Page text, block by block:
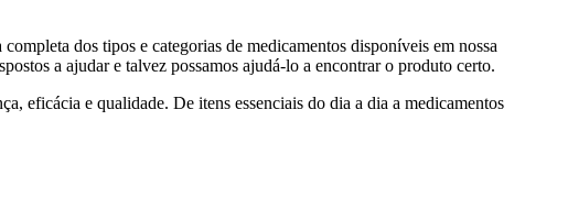
dos tipos e categorias de medicamentos disponíveis em nossa
a ajudar e talvez possamos ajudá-lo a encontrar o produto certo.
eficácia e qualidade. De itens essenciais do dia a dia a medicamentos